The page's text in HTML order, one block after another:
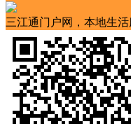
三江通门户网，本地生活